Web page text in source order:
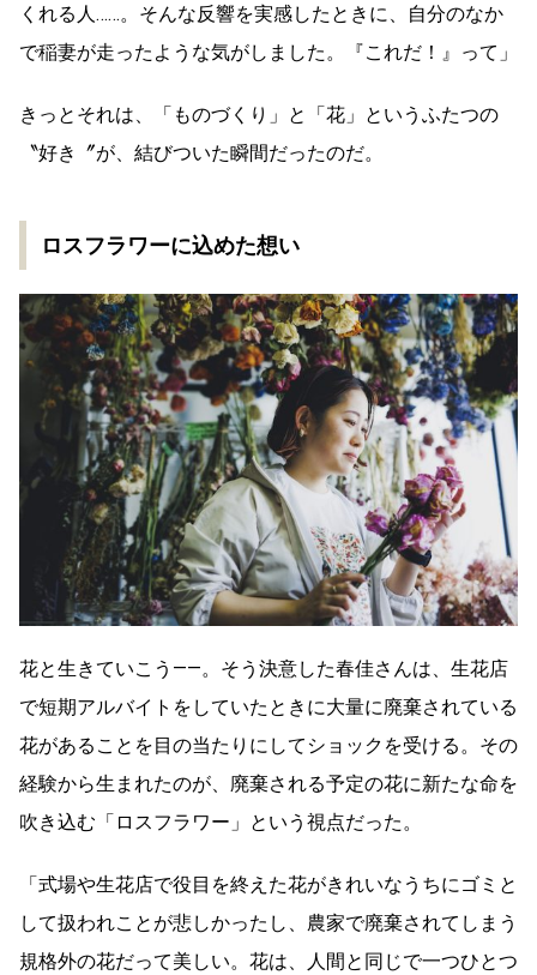
くれる人……。そんな反響を実感したときに、自分のなか
で稲妻が走ったような気がしました。『これだ！』って」
きっとそれは、「ものづくり」と「花」というふたつの
〝好き〞が、結びついた瞬間だったのだ。
ロスフラワーに込めた想い
花と生きていこう——。そう決意した春佳さんは、生花店
で短期アルバイトをしていたときに大量に廃棄されている
花があることを目の当たりにしてショックを受ける。その
経験から生まれたのが、廃棄される予定の花に新たな命を
吹き込む「ロスフラワー」という視点だった。
「式場や生花店で役目を終えた花がきれいなうちにゴミと
して扱われことが悲しかったし、農家で廃棄されてしまう
規格外の花だって美しい。花は、人間と同じで一つひとつ